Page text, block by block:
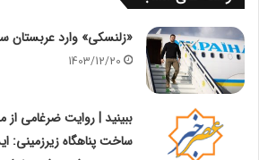
«زلنسکی» وارد
1403/12/20
ببینید | روایت ضرغامی از
ساخت پناهگاه زیرزمینی: